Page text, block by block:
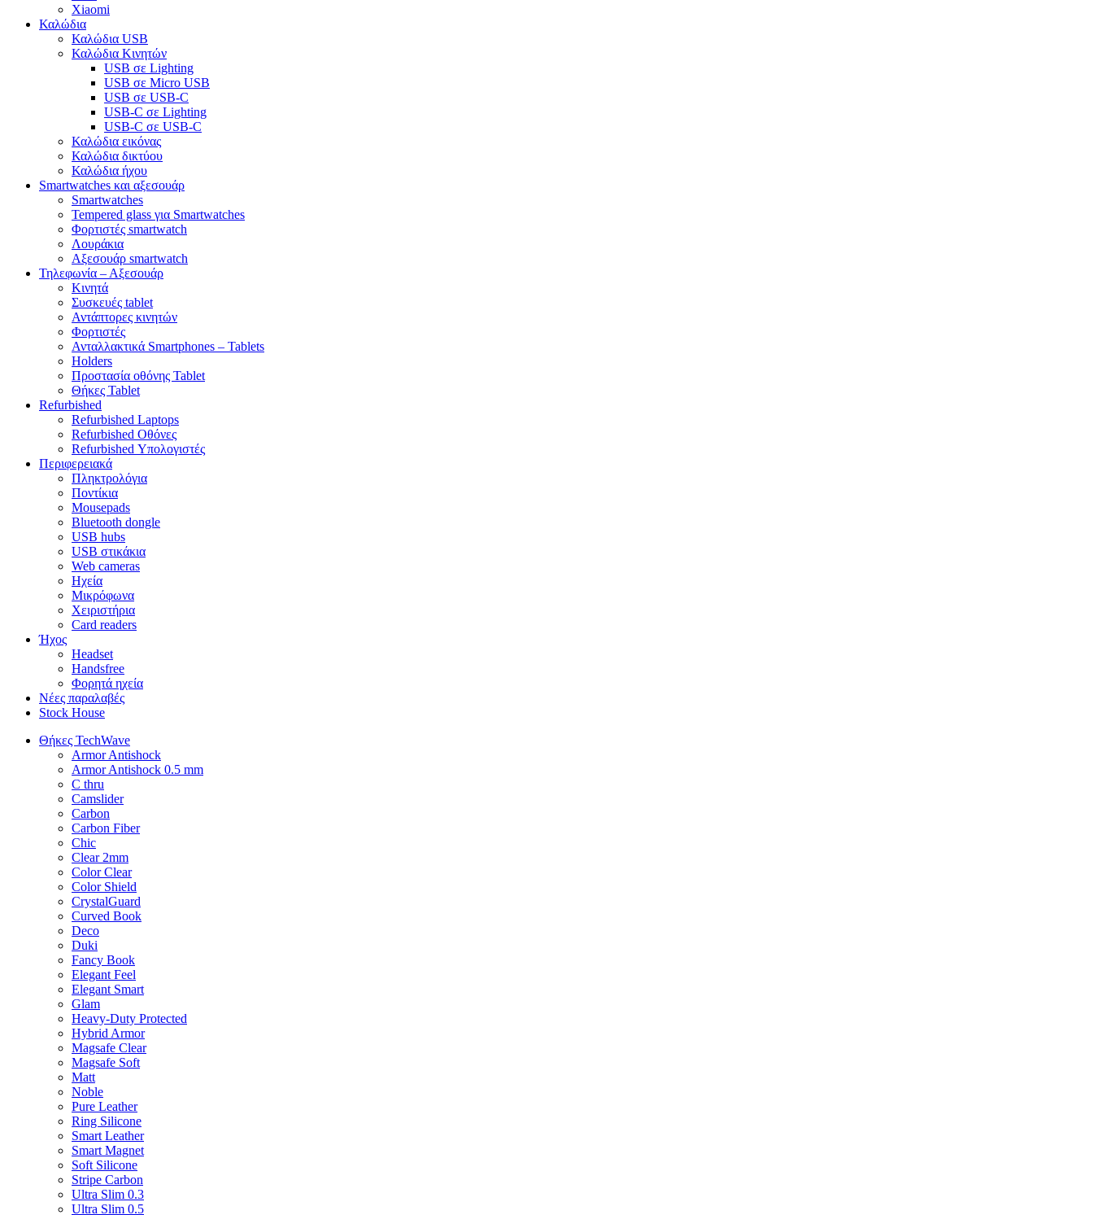
Xiaomi
Καλώδια
Καλώδια USB
Καλώδια Κινητών
USB σε Lighting
USB σε Micro USB
USB σε USB-C
USB-C σε Lighting
USB-C σε USB-C
Καλώδια εικόνας
Καλώδια δικτύου
Καλώδια ήχου
Smartwatches και αξεσουάρ
Smartwatches
Tempered glass για Smartwatches
Φορτιστές smartwatch
Λουράκια
Αξεσουάρ smartwatch
Τηλεφωνία – Αξεσουάρ
Κινητά
Συσκευές tablet
Αντάπτορες κινητών
Φορτιστές
Ανταλλακτικά Smartphones – Tablets
Holders
Προστασία οθόνης Tablet
Θήκες Tablet
Refurbished
Refurbished Laptops
Refurbished Οθόνες
Refurbished Υπολογιστές
Περιφερειακά
Πληκτρολόγια
Ποντίκια
Mousepads
Bluetooth dongle
USB hubs
USB στικάκια
Web cameras
Ηχεία
Μικρόφωνα
Χειριστήρια
Card readers
Ήχος
Headset
Handsfree
Φορητά ηχεία
Νέες παραλαβές
Stock House
Θήκες TechWave
Armor Antishock
Armor Antishock 0.5 mm
C thru
Camslider
Carbon
Carbon Fiber
Chic
Clear 2mm
Color Clear
Color Shield
CrystalGuard
Curved Book
Deco
Duki
Fancy Book
Elegant Feel
Elegant Smart
Glam
Heavy-Duty Protected
Hybrid Armor
Magsafe Clear
Magsafe Soft
Matt
Noble
Pure Leather
Ring Silicone
Smart Leather
Smart Magnet
Soft Silicone
Stripe Carbon
Ultra Slim 0.3
Ultra Slim 0.5